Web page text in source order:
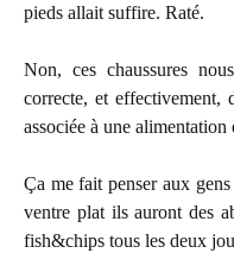
pieds allait suffire. Raté.
Non, ces chaussures
correcte, et effectivement,
associée à une
Ça me fait penser aux
ventre plat ils auront des
fish&chips tous les deux